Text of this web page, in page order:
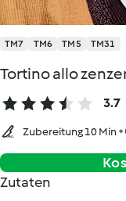
TM7 TM6 TM5 TM31
Tortino allo
3.7
Zubereitung 10 Min
Zutaten